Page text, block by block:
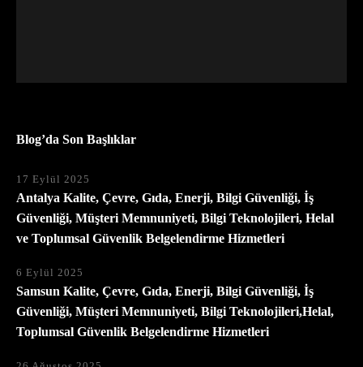
Blog’da Son Başlıklar
17 Eylül 2025
Antalya Kalite, Çevre, Gıda, Enerji, Bilgi Güvenliği, İş
Güvenliği, Müşteri Memnuniyeti, Bilgi Teknolojileri, Helal
ve Toplumsal Güvenlik Belgelendirme Hizmetleri
6 Eylül 2025
Samsun Kalite, Çevre, Gıda, Enerji, Bilgi Güvenliği, İş
Güvenliği, Müşteri Memnuniyeti, Bilgi Teknolojileri,Helal,
Toplumsal Güvenlik Belgelendirme Hizmetleri